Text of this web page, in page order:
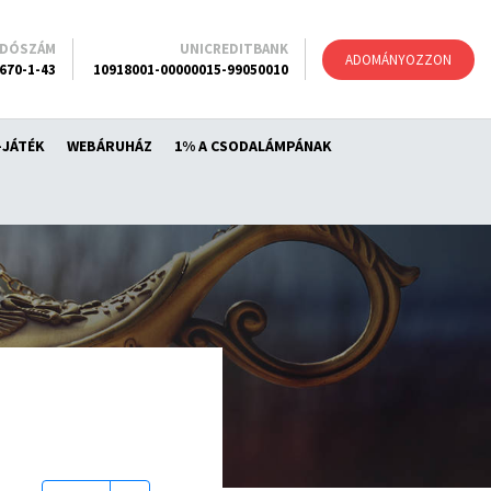
ADOMÁNYOZZON
WEBÁRUHÁZ 1% A CSODALÁMPÁNAK
1-43
UNICREDITBANK
10918001-00000015-99050010